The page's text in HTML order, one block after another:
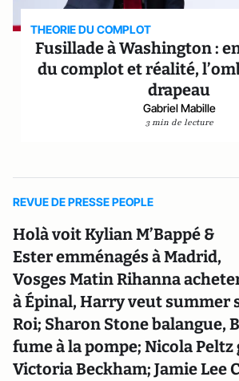
THEORIE DU COMPLOT
Fusillade à Washington :
du complot et réalité,
drapeau
Gabriel Mabille
3 min de lecture
REVUE DE PRESSE PEOPLE
Holà voit Kylian M’Bappé &
Ester emménagés à Madrid,
Vosges Matin Rihanna
à Épinal, Harry veut summer
Roi; Sharon Stone balangue,
fume à la pompe; Nicola
Victoria Beckham; Jamie Lee